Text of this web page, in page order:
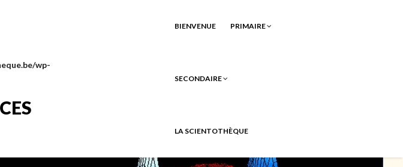
wp-
BIENVENUE PRIMAIRE
SECONDAIRE
LA SCIENTOTHÈQUE